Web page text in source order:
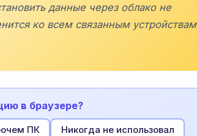
данные через облако не
ко всем связанным устройствам
в браузере?
ПК Никогда не использовал